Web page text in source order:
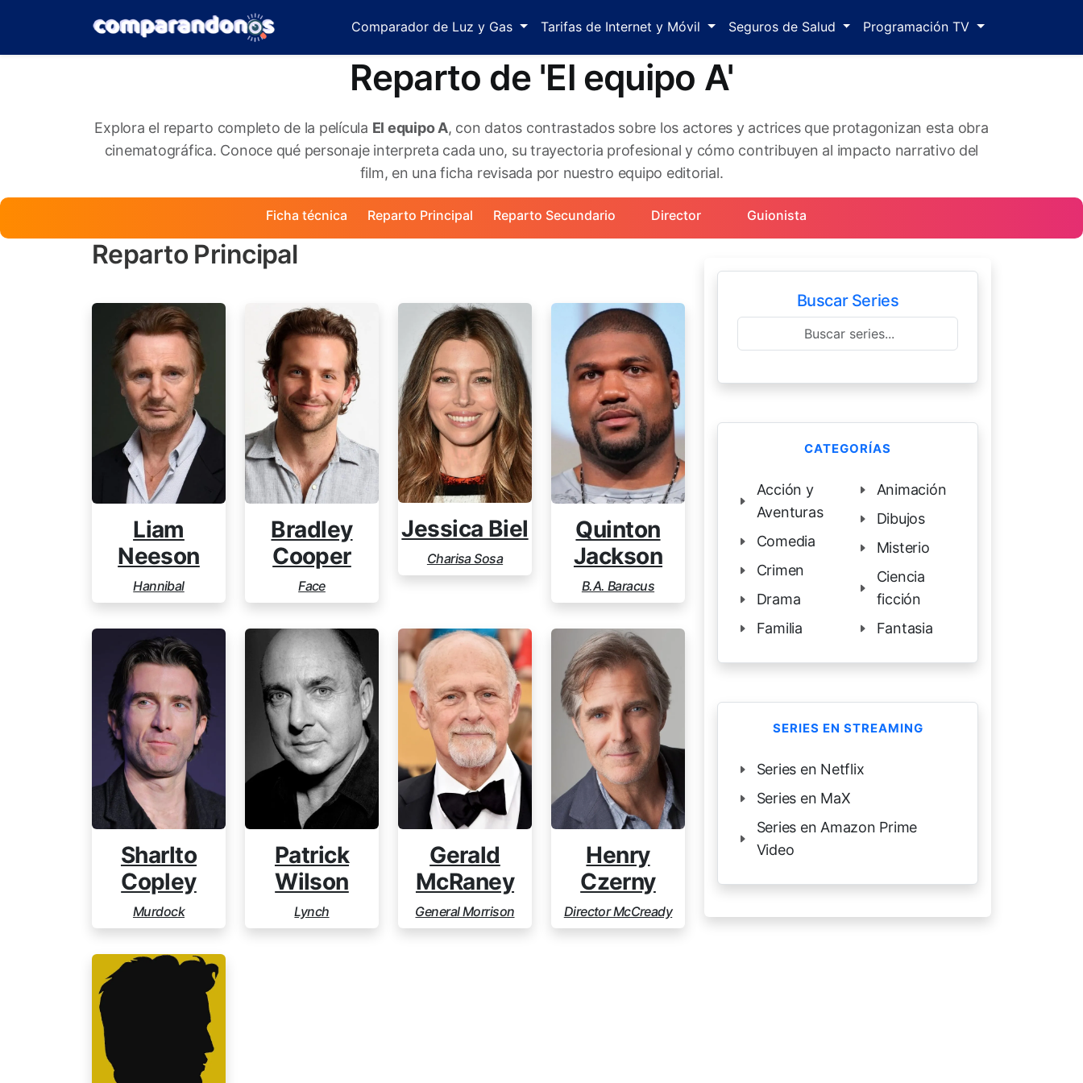
Comparador de Luz y Gas Tarifas de Internet y Móvil Seguros de Salud Programación TV
Reparto de 'El equipo A'
Explora el reparto completo de la película El equipo A, con datos contrastados sobre los actores y actrices que protagonizan esta obra
cinematográfica. Conoce qué personaje interpreta cada uno, su trayectoria profesional y cómo contribuyen al impacto narrativo del
film, en una ficha revisada por nuestro equipo editorial.
Ficha técnica Reparto Principal Reparto Secundario Director Guionista
Reparto Principal
Liam
Neeson
Hannibal
Bradley
Cooper
Face
Jessica Biel
Charisa Sosa
Quinton
Jackson
B.A. Baracus
Sharlto
Copley
Murdock
Patrick
Wilson
Lynch
Gerald
McRaney
General Morrison
Henry
Czerny
Director McCready
Buscar Series
CATEGORÍAS
Acción y
Aventuras
Comedia
Crimen
Drama
Familia
Animación
Dibujos
Misterio
Ciencia
ficción
Fantasia
SERIES EN STREAMING
Series en Netflix
Series en MaX
Series en Amazon Prime
Video